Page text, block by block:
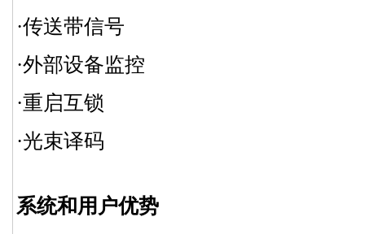
·传送带信号
·外部设备监控
·重启互锁
·光束译码
系统和用户优势